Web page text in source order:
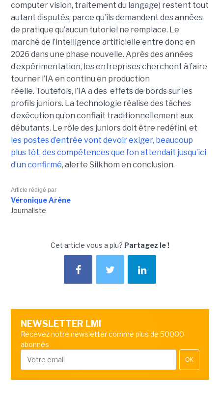
computer vision, traitement du langage) restent tout
autant disputés, parce qu’ils demandent des années
de pratique qu’aucun tutoriel ne remplace. Le
marché de l’intelligence artificielle entre donc en
2026 dans une phase nouvelle. Après des années
d’expérimentation, les entreprises cherchent à faire
tourner l’IA en continu en production
réelle. Toutefois, l’IA a des effets de bords sur les
profils juniors. La technologie réalise des tâches
d’exécution qu’on confiait traditionnellement aux
débutants. Le rôle des juniors doit être redéfini, et
les postes d’entrée vont devoir exiger, beaucoup
plus tôt, des compétences que l’on attendait jusqu’ici
d’un confirmé, alerte Silkhom en conclusion.
Article rédigé par
Véronique Arène
Journaliste
Cet article vous a plu? Partagez le !
NEWSLETTER LMI
Recevez notre newsletter comme plus de 50000
abonnés
OK